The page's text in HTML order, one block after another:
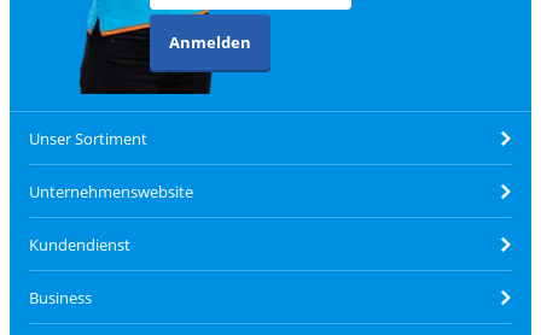
Anmelden
Unser Sortiment
Unternehmenswebsite
Kundendienst
Business